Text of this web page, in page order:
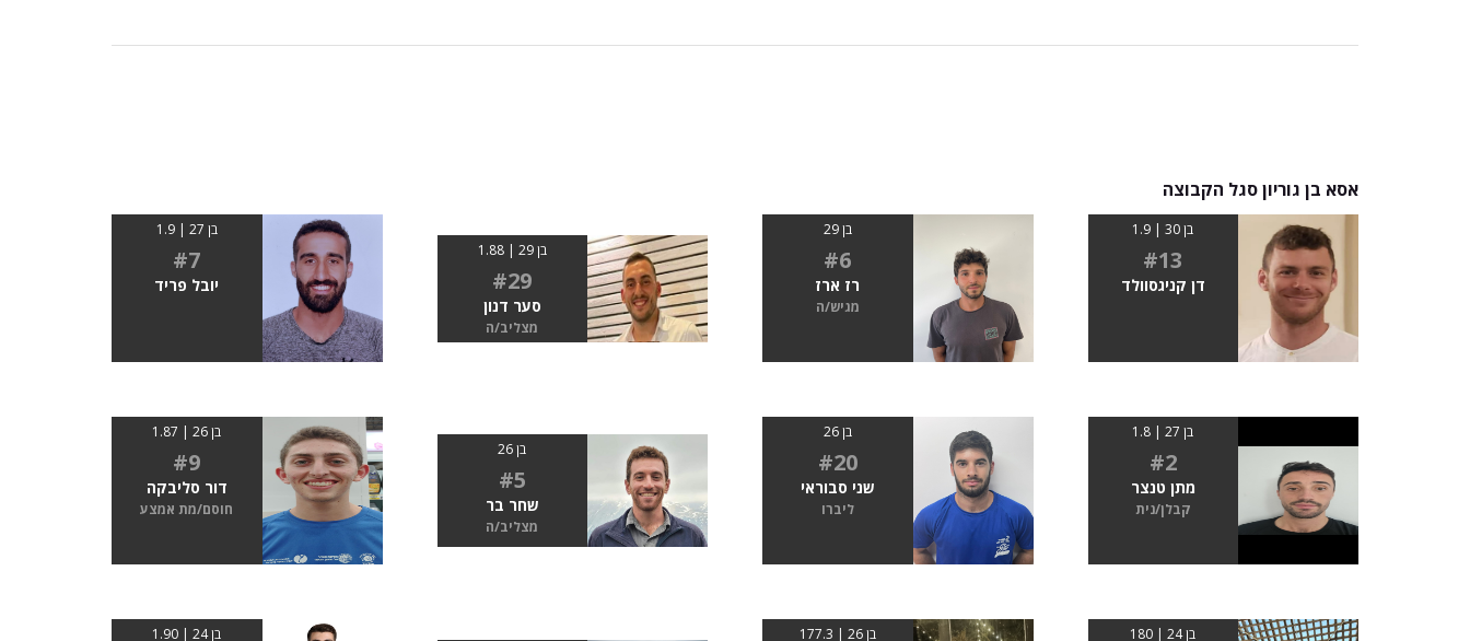
אסא בן גוריון סגל הקבוצה
בן 30 | 1.9
#13
דן קניגסוולד
בן 29
#6
רז ארז
מגיש/ה
בן 29 | 1.88
#29
סער דנון
מצליב/ה
בן 27 | 1.9
#7
יובל פריד
בן 27 | 1.8
#2
מתן טנצר
קבלן/נית
בן 26
#20
שני סבוראי
ליברו
בן 26
#5
שחר בר
מצליב/ה
בן 26 | 1.87
#9
דור סליבקה
חוסם/מת אמצע
בן 24 | 180 בן 26 | 177.3 בן 24 | 1.90